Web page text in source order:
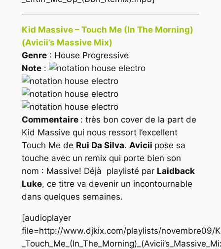
Kid Massive – Touch Me (In The Morning)
(Avicii’s Massive Mix)
Genre: House Progressive
Note:
Commentaire : très bon cover de la part de
Kid Massive qui nous ressort l’excellent
Touch Me de Rui Da Silva. Avicii pose sa
touche avec un remix qui porte bien son
nom : Massive! Déjà playlisté par Laidback
Luke, ce titre va devenir un incontournable
dans quelques semaines.
[audioplayer
file=http://www.djkix.com/playlists/novembre09/